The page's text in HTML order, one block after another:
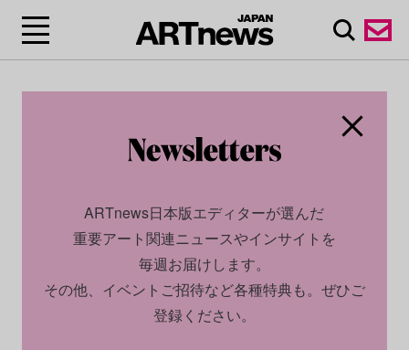
ARTnews日本版エディターが選んだ
重要アート関連ニュースやインサイトを
毎週お届けします。
その他、イベントご招待など各種特典も。ぜひご
登録ください。